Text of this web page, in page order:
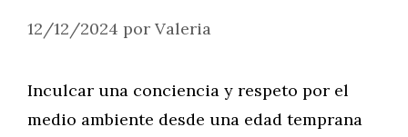
12/12/2024 por Valeria
Inculcar una conciencia y respeto por el
medio ambiente desde una edad temprana